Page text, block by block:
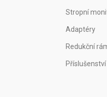
Stropní
Adaptéry
Redukční
Příslušenství